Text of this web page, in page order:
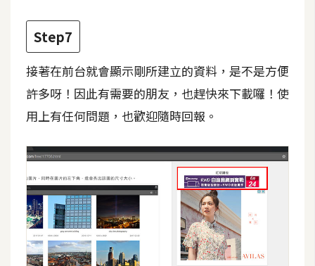
U
I
/
X
R
W
D
網
頁
後
端
Step7
接著在前台就會顯示剛所建立的資料，是不是方便
許多呀！因此有需要的朋友，也趕快來下載囉！使
用上有任何問題，也歡迎隨時回報。